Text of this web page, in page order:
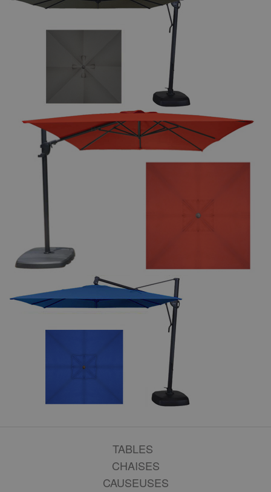
TABLES
CHAISES
CAUSEUSES